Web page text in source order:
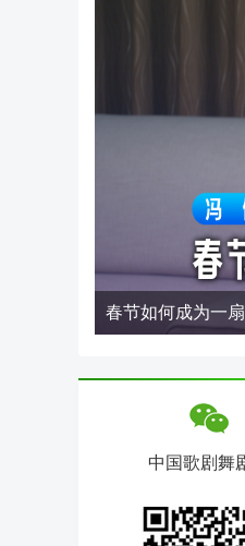
春节如何成为一
中国歌剧舞